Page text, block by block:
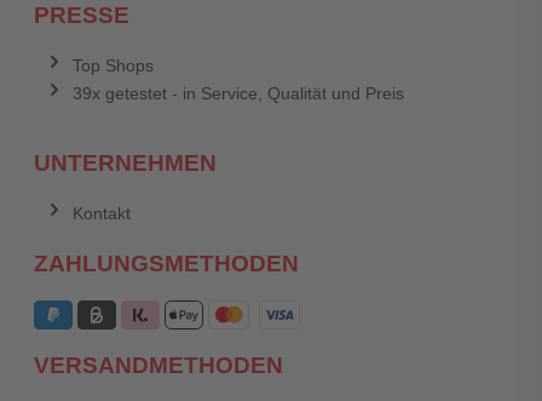
PRESSE
Top Shops
39x getestet - in Service, Qualität und Preis
UNTERNEHMEN
Kontakt
ZAHLUNGSMETHODEN
VERSANDMETHODEN